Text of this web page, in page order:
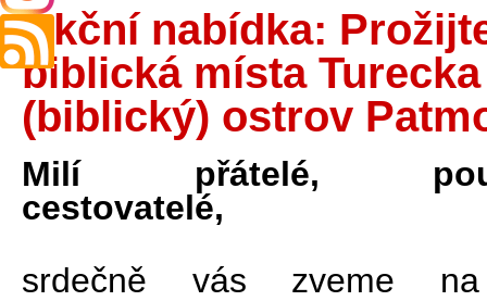
Akční nabídka:
biblická místa
(biblický) ostrov
Milí přátelé,
cestovatelé,
srdečně vás zveme